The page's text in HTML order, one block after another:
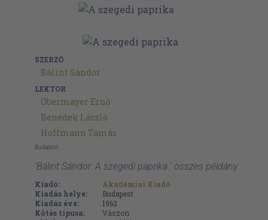
SZERZŐ
Bálint Sándor
LEKTOR
Obermayer Ernő
Benedek László
Hoffmann Tamás
Budapest
'Bálint Sándor: A szegedi paprika ' összes példány
Kiadó:
Akadémiai Kiadó
Kiadás helye:
Budapest
Kiadás éve:
1962
Kötés típusa:
Vászon